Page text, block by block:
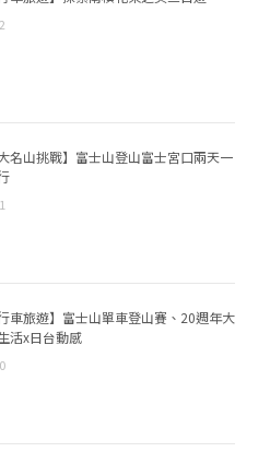
名山挑戰】富士山登山富士宮口兩天一
車旅遊】富士山單車登山賽、20週年大
活x日台動感